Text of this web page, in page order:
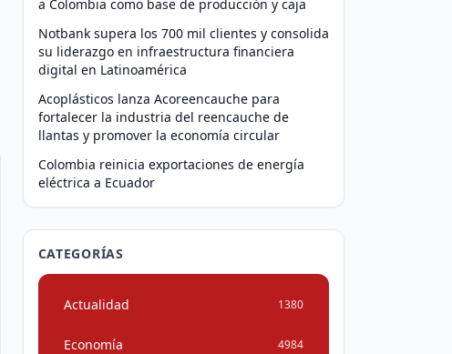
a Colombia como base de producción y caja
Notbank supera los 700 mil clientes y consolida
su liderazgo en infraestructura financiera
digital en Latinoamérica
Acoplásticos lanza Acoreencauche para
fortalecer la industria del reencauche de
llantas y promover la economía circular
Colombia reinicia exportaciones de energía
eléctrica a Ecuador
CATEGORÍAS
Actualidad 1380
Economía 4984